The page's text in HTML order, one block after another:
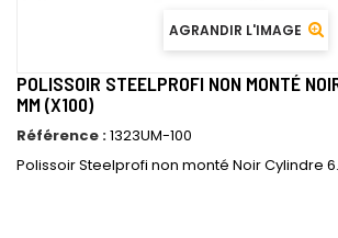
AGRANDIR L'IMAGE
POLISSOIR STEELPROFI NON MONTÉ
MM (X100)
Référence :1323UM-100
Polissoir Steelprofi non monté Noir Cylindre